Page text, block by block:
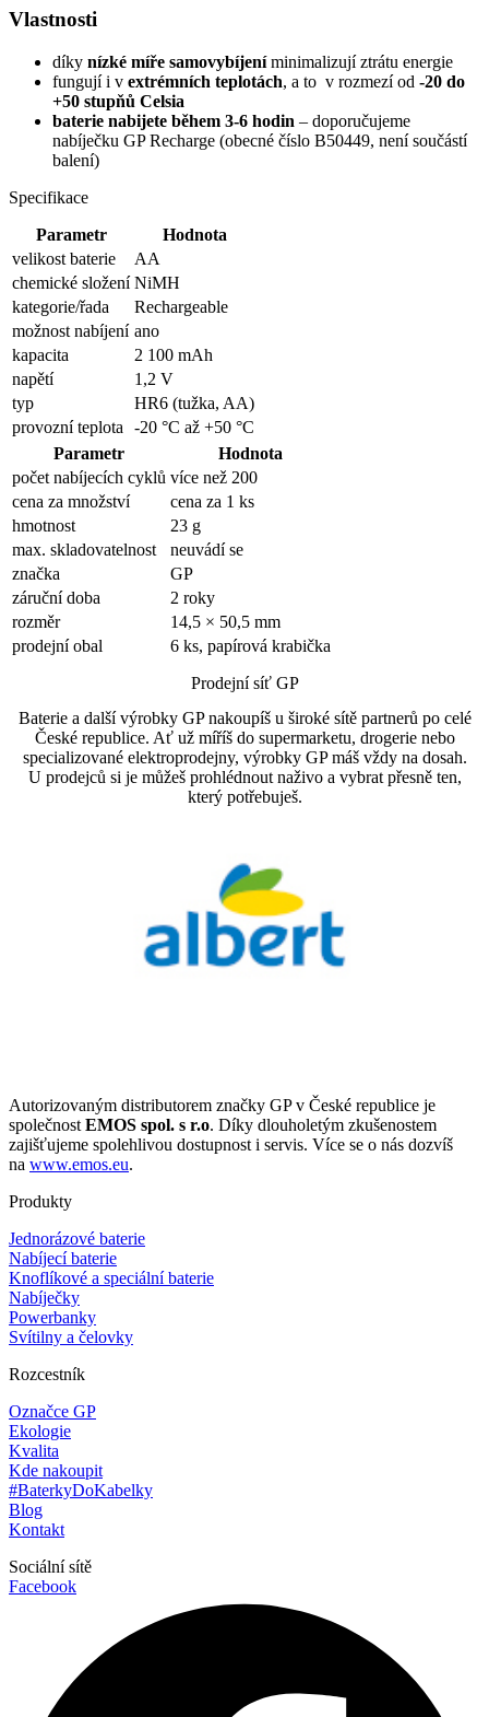
Vlastnosti
díky nízké míře samovybíjeníminimalizují ztrátu energie
fungují i v extrémních teplotách, a to v rozmezí od -20 do
+50 stupňů Celsia
baterie nabijete během 3-6 hodin – doporučujeme
nabíječku GP Recharge (obecné číslo B50449, není součástí
balení)
Specifikace
Parametr
Hodnota
velikost baterie
AA
chemické složení NiMH
kategorie/řada
Rechargeable
možnost nabíjení ano
kapacita
2 100 mAh
napětí
1,2 V
typ
HR6 (tužka, AA)
provozní teplota
-20 °C až +50 °C
Parametr
Hodnota
počet nabíjecích cyklů více než 200
cena za množství
cena za 1 ks
hmotnost
23 g
max. skladovatelnost
neuvádí se
značka
GP
záruční doba
2 roky
rozměr
14,5 × 50,5 mm
prodejní obal
6 ks, papírová krabička
Prodejní síť GP
Baterie a další výrobky GP nakoupíš u široké sítě partnerů po celé
České republice. Ať už míříš do supermarketu, drogerie nebo
specializované elektroprodejny, výrobky GP máš vždy na dosah.
U prodejců si je můžeš prohlédnout naživo a vybrat přesně ten,
který potřebuješ.
Autorizovaným distributorem značky GP v České republice je
společnost EMOS spol. s r.o. Díky dlouholetým zkušenostem
zajišťujeme spolehlivou dostupnost i servis. Více se o nás dozvíš
na www.emos.eu.
Produkty
Jednorázové baterie
Nabíjecí baterie
Knoflíkové a speciální baterie
Nabíječky
Powerbanky
Svítilny a čelovky
Rozcestník
Označce GP
Ekologie
Kvalita
Kde nakoupit
#BaterkyDoKabelky
Blog
Kontakt
Sociální sítě
Facebook